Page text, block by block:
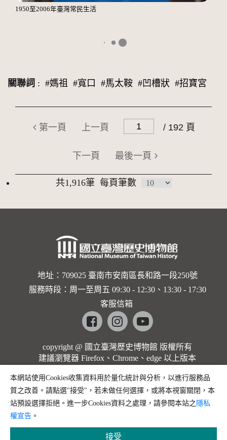
1950至2006年臺灣常民生活
關聯詞 : #媽祖 #寬口 #馬太鞍 #凹槽狀 #招寶宮
第一頁 上一頁 / 192 頁
下一頁 最後一頁
共1,916筆 每頁筆數
地址：709025 臺南市安南區長和路一段250號
服務時段：周一至周五 09:30 - 12:30、13:30 - 17:30
客服信箱
Facebookinstagramyoutube
copyright @ 國立臺灣歷史博物館 版權所有
建議瀏覽器 Firefox、Chrome、edge 以上版本
本網站使用Cookies收集資料用於量化統計與分析，以進行服務品
質之改善。請點選"接受"，若未做任何選擇，或將本視窗關閉，本
站預設選擇拒絕。進一步Cookies資料之處理，請參閱本站之 隱私
權宣告 。
接受